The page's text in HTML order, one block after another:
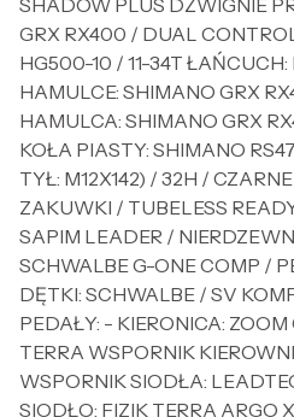
GRX RX400 / DUAL
HG500-10 / 11-34T
HAMULCE: SHIMANO GRX
HAMULCA: SHIMANO GRX
KOŁA PIASTY: SHIMANO
TYŁ: M12X142) / 32H /
ZAKUWKI / TUBELESS
SAPIM LEADER /
SCHWALBE G-ONE COMP /
DĘTKI: SCHWALBE / SV
PEDAŁY: - KIERONICA:
TERRA WSPORNIK
WSPORNIK SIODŁA:
SIODŁO: FIZIK TERRA ARGO